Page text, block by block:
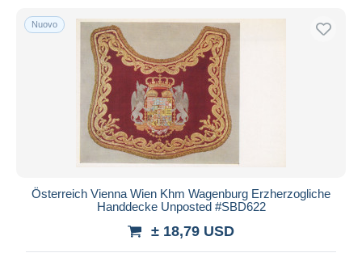
Nuovo
Österreich Vienna Wien Khm Wagenburg Erzherzogliche
Handdecke Unposted #SBD622
± 18,79 USD